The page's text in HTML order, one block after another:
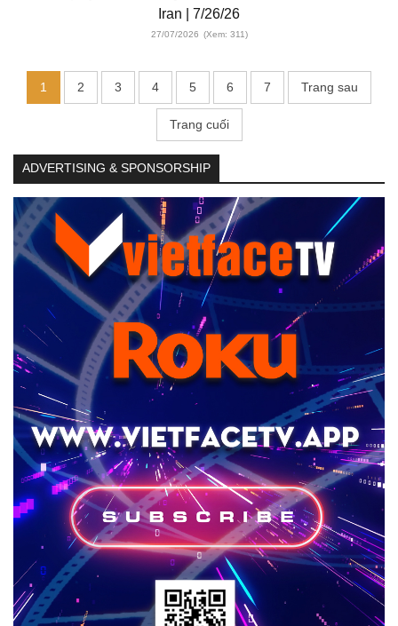
Iran | 7/26/26
27/07/2026 (Xem: 311)
1 2 3 4 5 6 7 Trang sau
Trang cuối
ADVERTISING & SPONSORSHIP